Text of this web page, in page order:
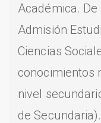
Académica.
Admisión
Ciencias
conocimientos
nivel
de